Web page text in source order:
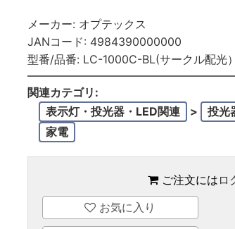
メーカー: オプテックス
JANコード: 4984390000000
型番/品番: LC-1000C-BL(サークル配光）
関連カテゴリ:
表示灯・投光器・LED関連
>
投光
家電
ご注文には ロ
お気に入り